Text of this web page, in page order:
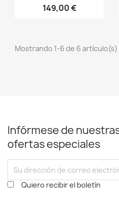
149,00 €
Mostrando 1-6 de 6 artículo(s)
Infórmese de
ofertas especiales
Quiero recibir el boletín